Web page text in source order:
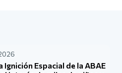
Ignición Espacial de la ABAE